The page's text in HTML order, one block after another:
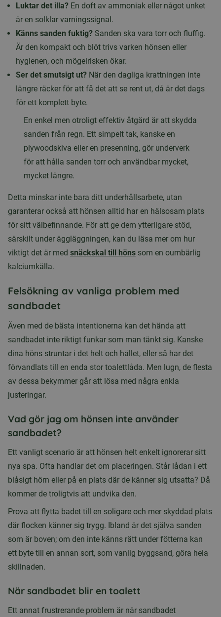
Luktar det illa? En doft av ammoniak eller något unket
är en solklar varningssignal.
Känns sanden fuktig? Sanden ska vara torr och fluffig.
Är den kompakt och blöt trivs varken hönsen eller
hygienen, och mögelrisken ökar.
Ser det smutsigt ut? När den dagliga krattningen inte
längre räcker för att få det att se rent ut, då är det dags
för ett komplett byte.
En enkel men otroligt effektiv åtgärd är att skydda
sanden från regn. Ett simpelt tak, kanske en
plywoodskiva eller en presenning, gör underverk
för att hålla sanden torr och användbar mycket,
mycket längre.
Detta minskar inte bara ditt underhållsarbete, utan
garanterar också att hönsen alltid har en hälsosam plats
för sitt välbefinnande. För att ge dem ytterligare stöd,
särskilt under äggläggningen, kan du läsa mer om hur
viktigt det är med snäckskal till höns som en oumbärlig
kalciumkälla.
Felsökning av vanliga problem med
sandbadet
Även med de bästa intentionerna kan det hända att
sandbadet inte riktigt funkar som man tänkt sig. Kanske
dina höns struntar i det helt och hållet, eller så har det
förvandlats till en enda stor toalettlåda. Men lugn, de flesta
av dessa bekymmer går att lösa med några enkla
justeringar.
Vad gör jag om hönsen inte använder
sandbadet?
Ett vanligt scenario är att hönsen helt enkelt ignorerar sitt
nya spa. Ofta handlar det om placeringen. Står lådan i ett
blåsigt hörn eller på en plats där de känner sig utsatta? Då
kommer de troligtvis att undvika den.
Prova att flytta badet till en soligare och mer skyddad plats
där flocken känner sig trygg. Ibland är det själva sanden
som är boven; om den inte känns rätt under fötterna kan
ett byte till en annan sort, som vanlig byggsand, göra hela
skillnaden.
När sandbadet blir en toalett
Ett annat frustrerande problem är när sandbadet